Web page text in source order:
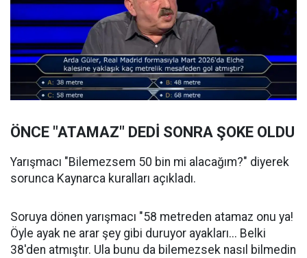
ÖNCE "ATAMAZ" DEDİ SONRA ŞOKE OLDU
Yarışmacı "Bilemezsem 50 bin mi alacağım?" diyerek
sorunca Kaynarca kuralları açıkladı.
Soruya dönen yarışmacı "58 metreden atamaz onu ya!
Öyle ayak ne arar şey gibi duruyor ayakları... Belki
38'den atmıştır. Ula bunu da bilemezsek nasıl bilmedin